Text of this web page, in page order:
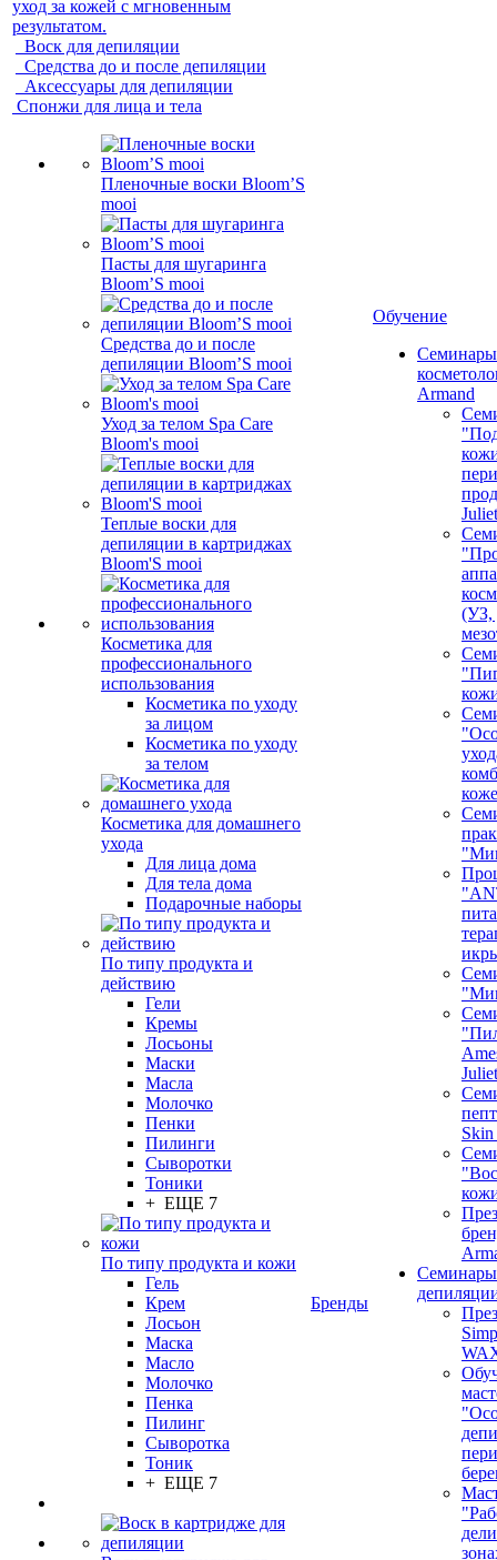
уход за кожей с мгновенным
результатом.
Воск для депиляции
Средства до и после депиляции
Аксессуары для депиляции
Спонжи для лица и тела
Пленочные воски Bloom’S
mooi
Пасты для шугаринга
Bloom’S mooi
Средства до и после
депиляции Bloom’S mooi
Уход за телом Spa Care
Bloom's mooi
Теплые воски для
депиляции в картриджах
Bloom'S mooi
Косметика для
профессионального
использования
Косметика по уходу
за лицом
Косметика по уходу
за телом
Косметика для домашнего
ухода
Для лица дома
Для тела дома
Подарочные наборы
По типу продукта и
действию
Гели
Кремы
Лосьоны
Маски
Масла
Молочко
Пенки
Пилинги
Сыворотки
Тоники
+ ЕЩЕ 7
По типу продукта и кожи
Гель
Крем
Лосьон
Маска
Масло
Молочко
Пенка
Пилинг
Сыворотка
Тоник
+ ЕЩЕ 7
Бренды
Обучение
Armand
(УЗ,